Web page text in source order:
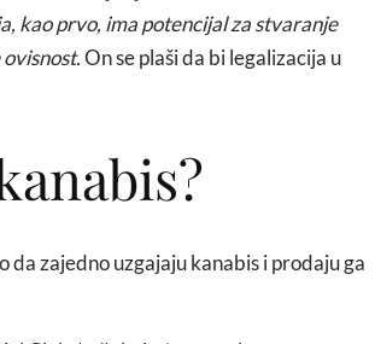
kao prvo, ima potencijal za stvaranje
On se plaši da bi legalizacija u
da zajedno uzgajaju kanabis i prodaju ga